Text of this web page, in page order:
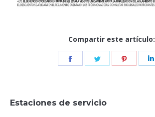
Compartir este artículo:
Share
Share
Share
Estaciones de servicio